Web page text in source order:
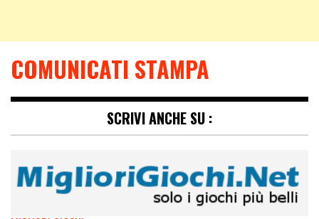
COMUNICATI STAMPA
SCRIVI ANCHE SU :